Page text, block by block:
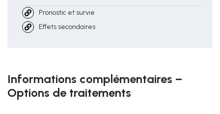
Pronostic et survie
Effets secondaires
Informations complémentaires –
Options de traitements